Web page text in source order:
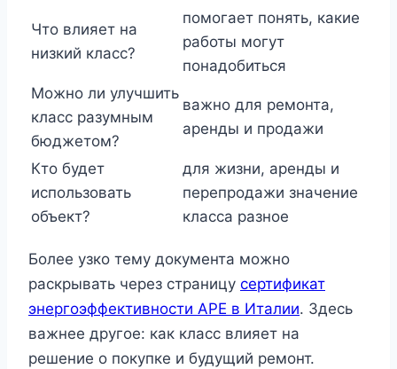
Что влияет на
низкий класс?
помогает понять, какие
работы могут
понадобиться
Можно ли улучшить
класс разумным
бюджетом?
важно для ремонта,
аренды и продажи
Кто будет
использовать
объект?
для жизни, аренды и
перепродажи значение
класса разное
Более узко тему документа можно
раскрывать через страницу сертификат
энергоэффективности APE в Италии. Здесь
важнее другое: как класс влияет на
решение о покупке и будущий ремонт.